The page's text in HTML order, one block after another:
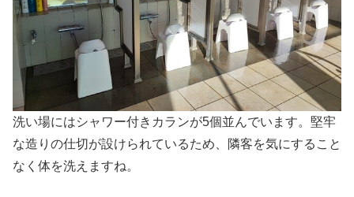
洗い場にはシャワー付きカランが5個並んでいます。堅牢
な造りの仕切が設けられているため、隣客を気にすること
なく体を洗えますね。